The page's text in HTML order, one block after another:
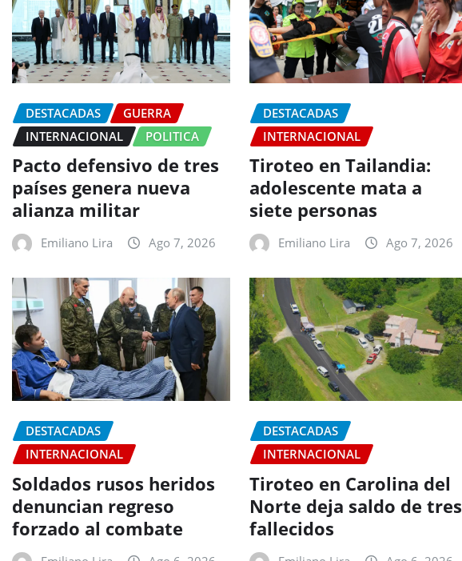
DESTACADAS
GUERRA
INTERNACIONAL
POLITICA
Pacto defensivo de tres
países genera nueva
alianza militar
Emiliano Lira Ago 7, 2026
DESTACADAS
INTERNACIONAL
Tiroteo en Tailandia:
adolescente mata a
siete personas
Emiliano Lira Ago 7, 2026
DESTACADAS
INTERNACIONAL
Soldados rusos heridos
denuncian regreso
forzado al combate
DESTACADAS
INTERNACIONAL
Tiroteo en Carolina del
Norte deja saldo de tres
fallecidos